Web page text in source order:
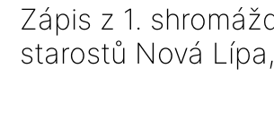
Zápis z 1.
starostů Nová